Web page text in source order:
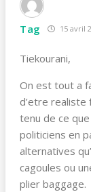
Tag 15 avril
Tiekourani,
On est tout a
d’etre realiste
tenu de ce
politiciens en
alternatives
cagoules ou
plier baggage.